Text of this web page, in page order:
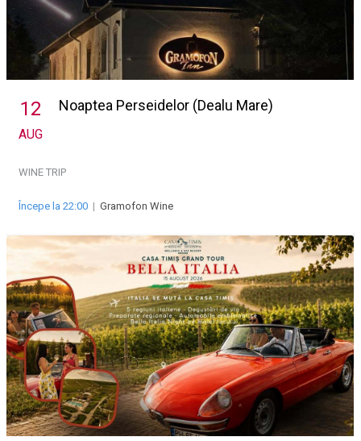
12
AUG
Noaptea Perseidelor (Dealu Mare)
WINE TRIP
Începe la 22:00 | Gramofon Wine